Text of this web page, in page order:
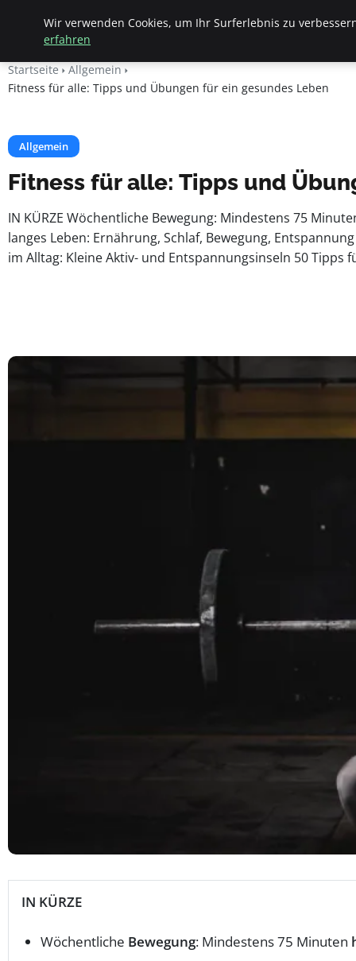
Apemania Shop
Startseite
Allgemein
Fitness für alle: Tipps und Übungen für ein gesundes Leben
Allgemein
Fitness für alle: Tipps und
IN KÜRZE Wöchentliche Bewegung: Mindestens 75
langes Leben: Ernährung, Schlaf, Bewegung,
im Alltag: Kleine Aktiv- und Entspannungsinseln 50
IN KÜRZE
Wöchentliche Bewegung: Mindestens 75 Minuten
Wir verwenden Cookies, um Ihr Surferlebnis zu
erfahren